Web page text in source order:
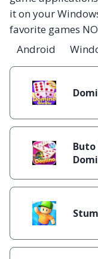
it on your
favorite games
Android